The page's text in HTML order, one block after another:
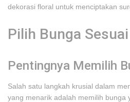
dekorasi floral untuk menciptakan
Pilih Bunga
Pentingnya Memilih
Salah satu langkah krusial dalam
yang menarik adalah memilih bunga